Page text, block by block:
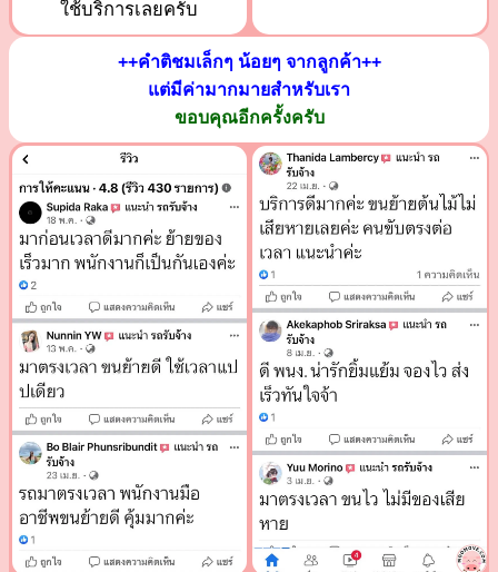
ใช้บริการเลยครับ
++คำติชมเล็กๆ น้อยๆ จากลูกค้า++
แต่มีค่ามากมายสำหรับเรา
ขอบคุณอีกครั้งครับ